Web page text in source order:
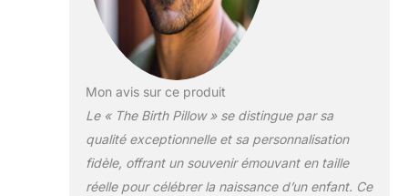
d’enfant, y apportant
une touche
d’élégance et créant
douce et
chaleureuse.
UNIQUE - Au dos de
chaque Birth Pillow,
les informations de
Mon avis sur ce produit
Le « The Birth Pillow » se distingue par sa
qualité exceptionnelle et sa personnalisation
fidèle, offrant un souvenir émouvant en taille
réelle pour célébrer la naissance d’un enfant. Ce